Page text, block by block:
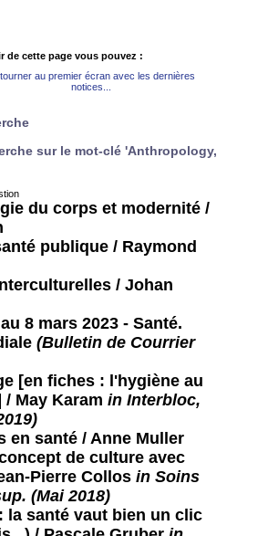
de cette page vous pouvez :
au premier écran avec les dernières
notices...
sur le mot-clé 'Anthropology,
du corps et modernité /
publique / Raymond
/ Johan
8 mars 2023 - Santé.
(Bulletin de Courrier
[en fiches : l'hygiène au
/ May Karam in Interbloc,
en santé / Anne Muller
de culture avec
Pierre Collos in Soins
(Mai 2018)
la santé vaut bien un clic